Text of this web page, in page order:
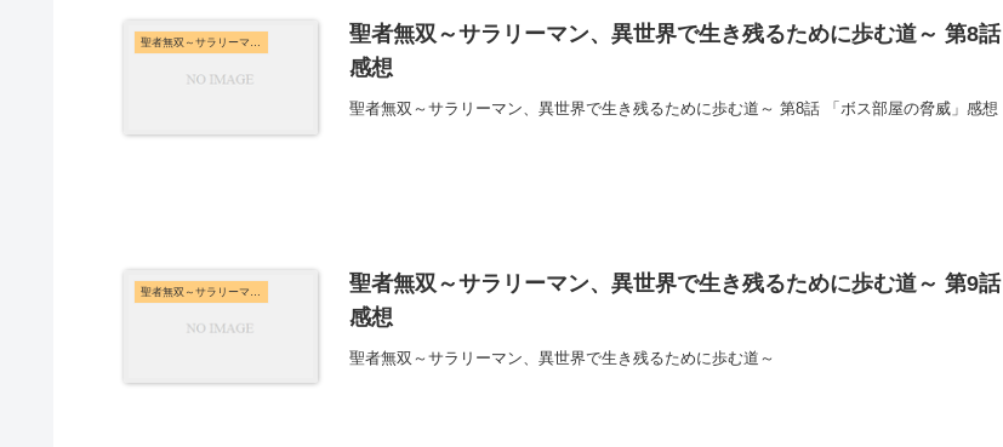
聖者無双～サラリーマン、異世界で生き残るために歩む道～
聖者無双～サラリーマン、異世界で生き残るために歩む道～ 第8話
感想
聖者無双～サラリーマン、異世界で生き残るために歩む道～ 第8話 「ボス部屋の脅威」感想
聖者無双～サラリーマン、異世界で生き残るために歩む道～ 第9話
感想
聖者無双～サラリーマン、異世界で生き残るために歩む道～